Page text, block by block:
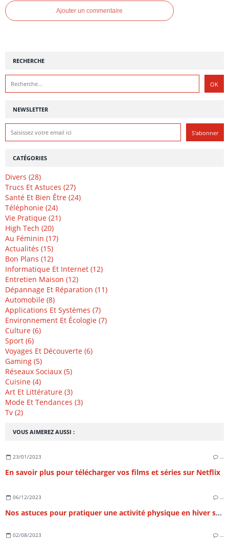
Ajouter un commentaire
NEWSLETTER
RECHERCHE
VOUS AIMEREZ AUSSI :
23/01/2023 …
En savoir plus pour télécharger vos films et séries sur Netflix
06/12/2023 …
Nos astuces pour pratiquer une activité physique en hiver sans souffrir du froid
02/08/2023 …
CATÉGORIES
Divers (28)
Trucs Et Astuces (27)
Santé Et Bien Être (24)
Téléphonie (24)
Vie Pratique (21)
High Tech (20)
Au Féminin (17)
Actualités (15)
Bon Plans (12)
Informatique Et Internet (12)
Entretien Maison (12)
Dépannage Et Réparation (11)
Automobile (8)
Applications Et Systèmes (7)
Environnement Et Écologie (7)
Culture (6)
Sport (6)
Voyages Et Découverte (6)
Gaming (5)
Réseaux Sociaux (5)
Cuisine (4)
Art Et Littérature (3)
Mode Et Tendances (3)
Tv (2)